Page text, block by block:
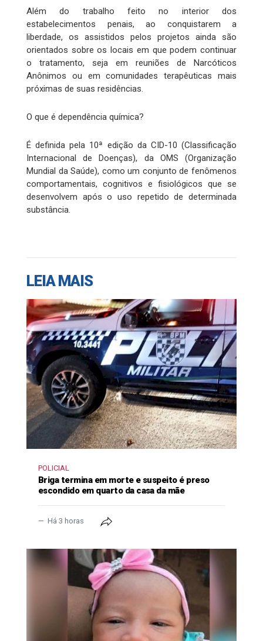
Além do trabalho feito no interior dos
estabelecimentos penais, ao conquistarem a
liberdade, os assistidos pelos projetos ainda são
orientados sobre os locais em que podem continuar
o tratamento, seja em reuniões de Narcóticos
Anônimos ou em comunidades terapêuticas mais
próximas de suas residências.
O que é dependência química?
É definida pela 10ª edição da CID-10 (Classificação
Internacional de Doenças), da OMS (Organização
Mundial da Saúde), como um conjunto de fenômenos
comportamentais, cognitivos e fisiológicos que se
desenvolvem após o uso repetido de determinada
substância.
LEIA MAIS
POLICIAL
Briga termina em morte e suspeito é preso
escondido em quarto da casa da mãe
Há 3 horas